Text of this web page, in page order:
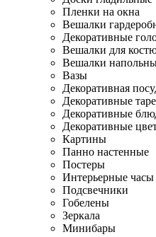
Пленки на окна
Вешалки
Декоративные
Вешалки для
Вешалки
Вазы
Декоративная
Декоративные
Декоративные
Декоративные
Картины
Панно настенные
Постеры
Интерьерные часы
Подсвечники
Гобелены
Зеркала
Минибары